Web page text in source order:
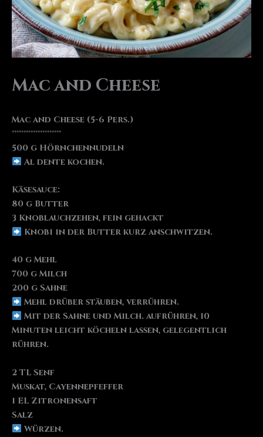
Mac and Cheese
Mac and Cheese (5-6 Pers.)
°°°°°°°°°°°°°°°°°°°°°
500 g Hörnchennudeln
Al dente kochen.
Käsesauce:
80 g Butter
3 Knoblauchzehen, fein gehackt
Knobi in der Butter kurz anschwitzen.
40 g Mehl
700 g Milch
200 g Sahne
Mehl drüber stäuben, verrühren.
Mit der Sahne und Milch. aufrühren, 10
Minuten leicht köcheln lassen, gelegentlich
rühren.
2 TL Senf
Muskat, Cayennepfeffer
1 EL Zitronensaft
Salz
Würzen.